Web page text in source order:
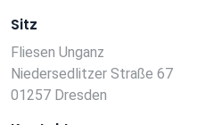
Sitz
Fliesen Unganz
Niedersedlitzer Straße 67
01257 Dresden